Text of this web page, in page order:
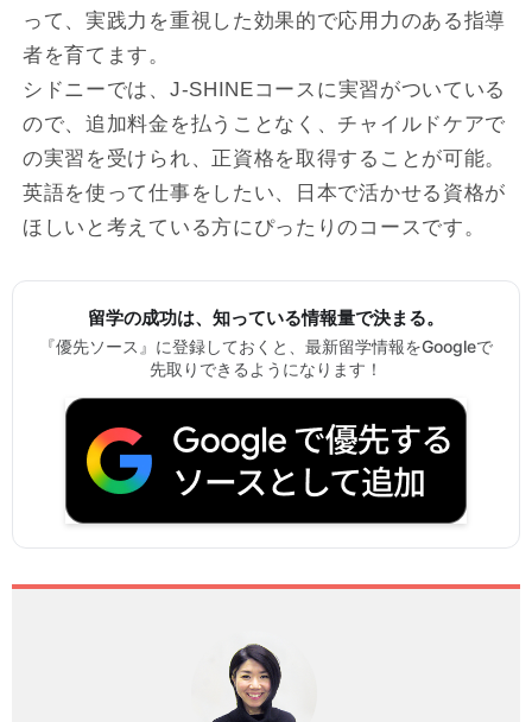
って、実践力を重視した効果的で応用力のある指導
者を育てます。
シドニーでは、J-SHINEコースに実習がついている
ので、追加料金を払うことなく、チャイルドケアで
の実習を受けられ、正資格を取得することが可能。
英語を使って仕事をしたい、日本で活かせる資格が
ほしいと考えている方にぴったりのコースです。
留学の成功は、知っている情報量で決まる。
『優先ソース』に登録しておくと、最新留学情報をGoogleで
先取りできるようになります！